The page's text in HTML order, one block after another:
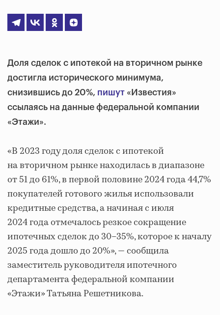
Доля сделок с ипотекой на вторичном рынке
достигла исторического минимума,
снизившись до 20%, пишут «Известия»
ссылаясь на данные федеральной компании
«Этажи».
«В 2023 году доля сделок с ипотекой
на вторичном рынке находилась в диапазоне
от 51 до 61%, в первой половине 2024 года 44,7%
покупателей готового жилья использовали
кредитные средства, а начиная с июля
2024 года отмечалось резкое сокращение
ипотечных сделок до 30–35%, которое к началу
2025 года дошло до 20%», ― сообщила
заместитель руководителя ипотечного
департамента федеральной компании
«Этажи» Татьяна Решетникова.